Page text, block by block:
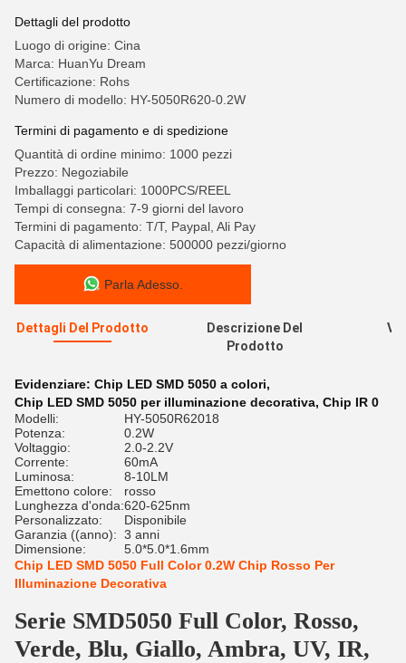
Dettagli del prodotto
Luogo di origine: Cina
Marca: HuanYu Dream
Certificazione: Rohs
Numero di modello: HY-5050R620-0.2W
Termini di pagamento e di spedizione
Quantità di ordine minimo: 1000 pezzi
Prezzo: Negoziabile
Imballaggi particolari: 1000PCS/REEL
Tempi di consegna: 7-9 giorni del lavoro
Termini di pagamento: T/T, Paypal, Ali Pay
Capacità di alimentazione: 500000 pezzi/giorno
Parla Adesso.
Dettagli Del Prodotto
Descrizione Del
Prodotto
Evidenziare: Chip LED SMD 5050 a colori,
Chip LED SMD 5050 per illuminazione decorativa, Chip IR 0
Modelli:
HY-5050R62018
Potenza:
0.2W
Voltaggio:
2.0-2.2V
Corrente:
60mA
Luminosa:
8-10LM
Emettono colore:
rosso
Lunghezza d'onda:620-625nm
Personalizzato:
Disponibile
Garanzia ((anno): 3 anni
Dimensione:
5.0*5.0*1.6mm
Chip LED SMD 5050 Full Color 0.2W Chip Rosso Per
Illuminazione Decorativa
Serie SMD5050 Full Color, Rosso,
Verde, Blu, Giallo, Ambra, UV, IR,